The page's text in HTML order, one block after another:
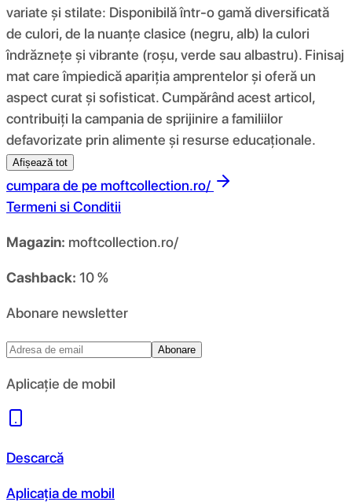
variate și stilate: Disponibilă într-o gamă diversificată
de culori, de la nuanțe clasice (negru, alb) la culori
îndrăznețe și vibrante (roșu, verde sau albastru). Finisaj
mat care împiedică apariția amprentelor și oferă un
aspect curat și sofisticat. Cumpărând acest articol,
contribuiți la campania de sprijinire a familiilor
defavorizate prin alimente și resurse educaționale.
Afișează tot
cumpara de pe moftcollection.ro/
Termeni si Conditii
Magazin: moftcollection.ro/
Cashback: 10 %
Abonare newsletter
Abonare
Aplicație de mobil
Descarcă
Aplicația de mobil